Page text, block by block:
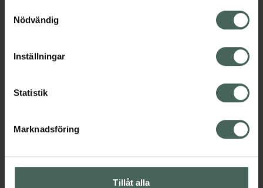
återkalla ditt samtycke via webbplatsens
cookieinställningar. Ett återkallat samtycke påverkar inte
lagligheten av behandling som skett innan återkallelsen.
Nödvändig
Inställningar
Statistik
Marknadsföring
Tillåt alla
Kronans Apotek finns här för dig. Du hittar oss från Skåne i
syd till Lappland i norr, och online i mobilen och på
datorn. Oavsett vem du är så är det vårt uppdrag att
med oss.
Kundservice
Kontakta oss